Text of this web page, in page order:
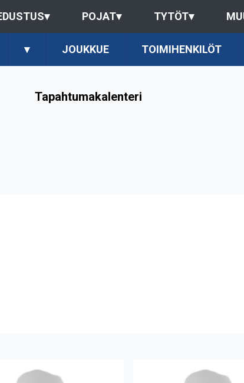
▾ POJAT▾ TYTÖT▾
▾ JOUKKUE TOIMIHENKILÖT
Tapahtumakalenteri